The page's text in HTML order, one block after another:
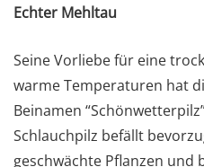
Echter Mehltau
Seine Vorliebe für eine
warme Temperaturen hat
Beinamen
Schlauchpilz befällt
geschwächte Pflanzen und